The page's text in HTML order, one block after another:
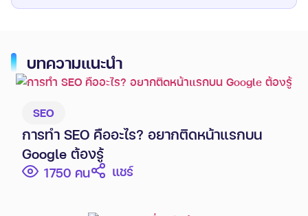
บทความแนะนำ
SEO
การทำ SEO คืออะไร? อยากติดหน้าแรกบน
Google ต้องรู้
1750 แชร์